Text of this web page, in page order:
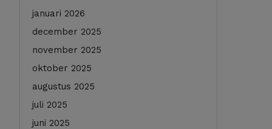
januari 2026
december 2025
november 2025
oktober 2025
augustus 2025
juli 2025
juni 2025